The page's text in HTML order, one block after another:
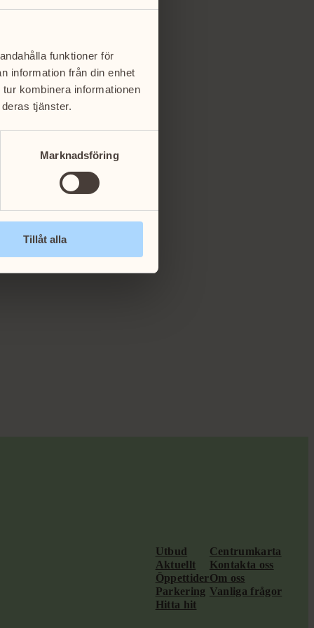
funktioner för
information från din enhet
kombinera informationen
tjänster.
Marknadsföring
Tillåt alla
Utbud
Aktuellt
Öppettider
Parkering
Hitta hit
Centrumkarta
Kontakta oss
Om oss
Vanliga frågor